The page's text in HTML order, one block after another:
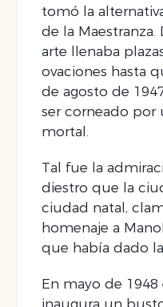
tomó la
de la Maestranza.
arte llenaba
ovaciones hasta
de agosto de
ser corneado por
mortal.
Tal fue la
diestro que la
ciudad natal,
homenaje a
que había dado
En mayo de
inaugura un